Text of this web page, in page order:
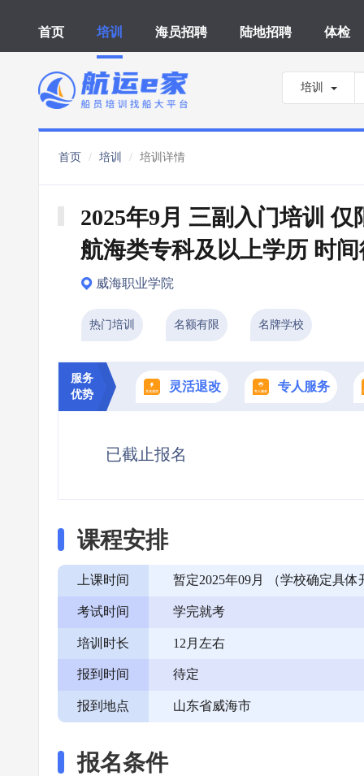
首页 培训 海员招聘 陆地招聘 体检
培训
首页 培训 培训详情
2025年9月 三副入门培训 仅
航海类专科及以上学历 时
威海职业学院
热门培训 名额有限 名牌学校
服务
优势
灵活退改 专人服务
已截止报名
课程安排
上课时间 暂定2025年09月 （学校确定具
考试时间 学完就考
培训时长 12月左右
报到时间 待定
报到地点 山东省威海市
报名条件